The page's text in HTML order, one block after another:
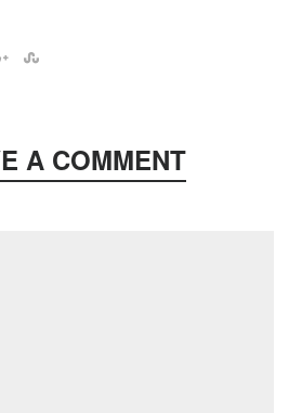
A COMMENT